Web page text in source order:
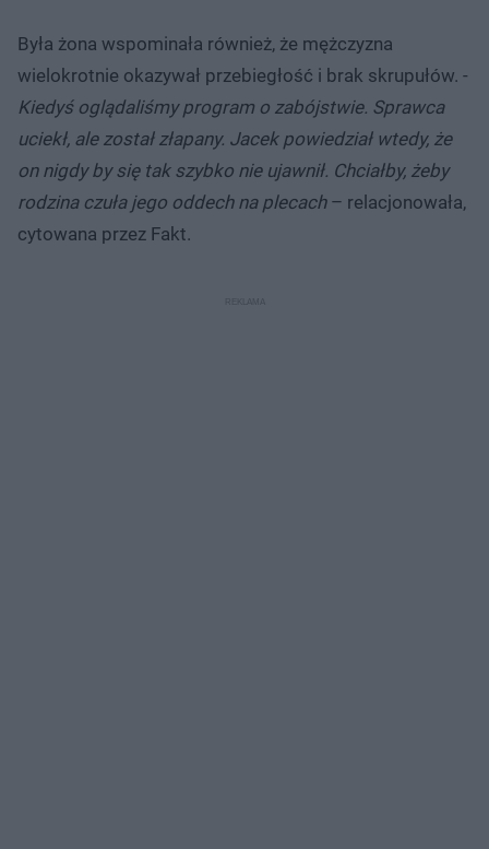
Była żona wspominała również, że mężczyzna
wielokrotnie okazywał przebiegłość i brak skrupułów. -
Kiedyś oglądaliśmy program o zabójstwie. Sprawca
uciekł, ale został złapany. Jacek powiedział wtedy, że
on nigdy by się tak szybko nie ujawnił. Chciałby, żeby
rodzina czuła jego oddech na plecach– relacjonowała,
cytowana przez Fakt.